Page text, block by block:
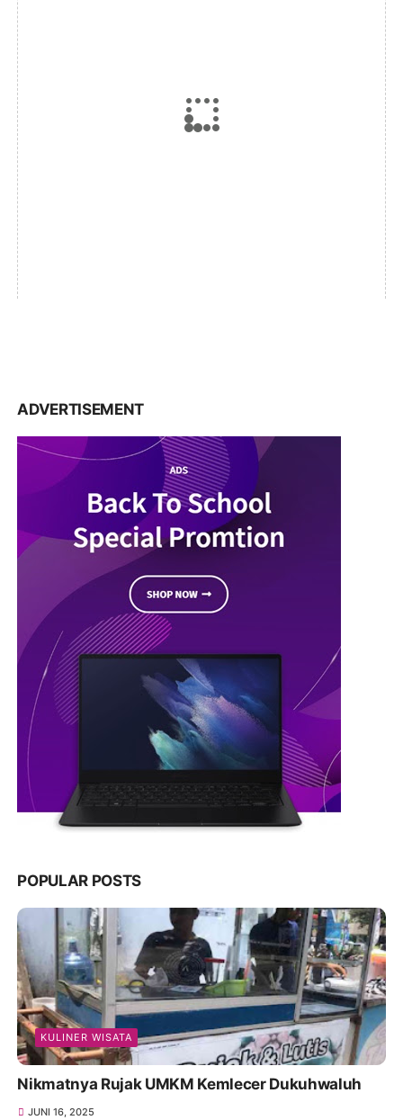
ADVERTISEMENT
POPULAR POSTS
KULINER WISATA
Nikmatnya Rujak UMKM Kemlecer Dukuhwaluh
JUNI 16, 2025